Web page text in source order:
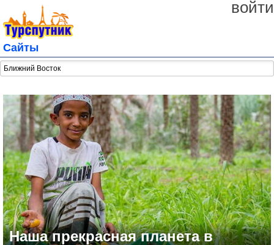
войти
Сайты
Наша прекрасная планета в